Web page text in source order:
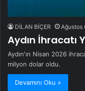
DİLAN BİÇER Ağustos
Aydın İhracatı
Aydın'ın Nisan 2026
milyon dolar oldu.
Devamını Oku »